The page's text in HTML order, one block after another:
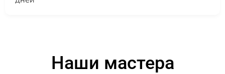
Наши мастера